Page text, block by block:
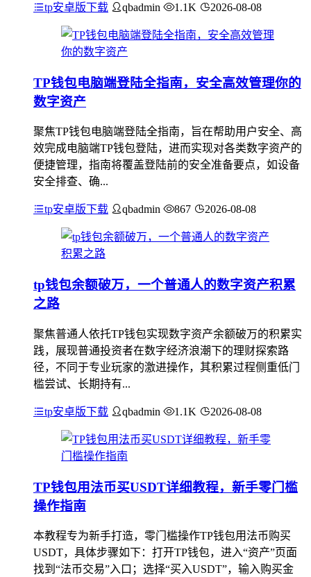
tp安卓版下载 qbadmin 1.1K 2026-08-08
TP钱包电脑端登陆全指南，安全高效管理你的
数字资产
聚焦TP钱包电脑端登陆全指南，旨在帮助用户安全、高
效完成电脑端TP钱包登陆，进而实现对各类数字资产的
便捷管理，指南将覆盖登陆前的安全准备要点，如设备
安全排查、确...
tp安卓版下载 qbadmin 867 2026-08-08
tp钱包余额破万，一个普通人的数字资产积累
之路
聚焦普通人依托TP钱包实现数字资产余额破万的积累实
践，展现普通投资者在数字经济浪潮下的理财探索路
径，不同于专业玩家的激进操作，其积累过程侧重低门
槛尝试、长期持有...
tp安卓版下载 qbadmin 1.1K 2026-08-08
TP钱包用法币买USDT详细教程，新手零门槛
操作指南
本教程专为新手打造，零门槛操作TP钱包用法币购买
USDT，具体步骤如下：打开TP钱包，进入“资产”页面
找到“法币交易”入口；选择“买入USDT”，输入购买金